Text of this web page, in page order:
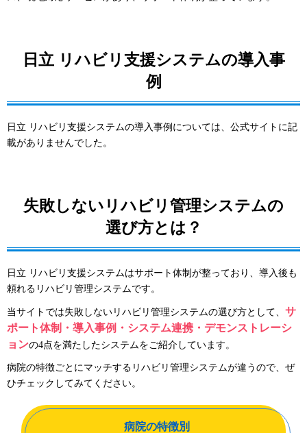
日立 リハビリ支援システムの導入事
例
日立 リハビリ支援システムの導入事例については、公式サイトに記
載がありませんでした。
失敗しないリハビリ管理システムの
選び方とは？
日立 リハビリ支援システムはサポート体制が整っており、導入後も
頼れるリハビリ管理システムです。
当サイトでは失敗しないリハビリ管理システムの選び方として、 サ
ポート体制・導入事例・システム連携・デモンストレーシ
ョンの4点を満たしたシステムをご紹介しています。
病院の特徴ごとにマッチするリハビリ管理システムが違うので、ぜ
ひチェックしてみてください。
病院の特徴別